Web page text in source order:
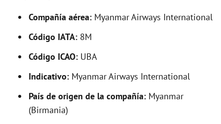
Compañía aérea: Myanmar Airways International
Código IATA: 8M
Código ICAO: UBA
Indicativo: Myanmar Airways International
País de origen de la compañía: Myanmar
(Birmania)